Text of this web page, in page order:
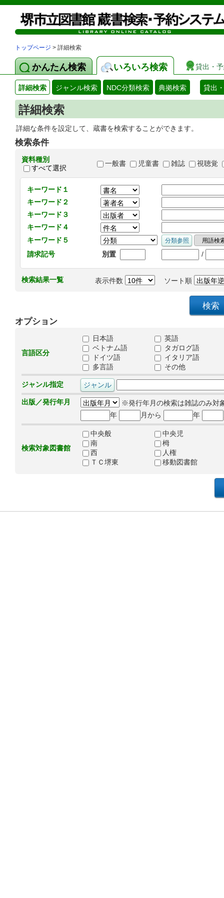
トップページ > 詳細検索
かんたん検索 いろいろ検索 貸出・
詳細検索 ジャンル検索 NDC分類検索 典拠検索 貸出
詳細検索
詳細な条件を設定して、蔵書を検索することができます。
検索条件
資料種別
すべて選択
一般書 児童書 雑誌 視聴覚
キーワード１
キーワード２
キーワード３
キーワード４
キーワード５
請求記号
別置 /
検索結果一覧 表示件数 ソート順
オプション
言語区分
日本語
英語
ベトナム語
タガログ語
ドイツ語
イタリア語
多言語
その他
ジャンル指定
出版／発行年月
※発行年月の検索は雑誌のみ対
年
月から 年
検索対象図書館
中央般
中央児
南
栂
西
人権
ＴＣ堺東
移動図書館